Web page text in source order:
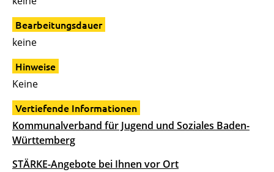
Bearbeitungsdauer
keine
Hinweise
Keine
Vertiefende Informationen
Kommunalverband für Jugend und Soziales Baden-
Württemberg
STÄRKE-Angebote bei Ihnen vor Ort